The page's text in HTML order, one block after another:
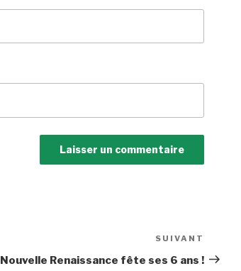
suivant
SUIVANT
Nouvelle Renaissance fête ses 6 ans !